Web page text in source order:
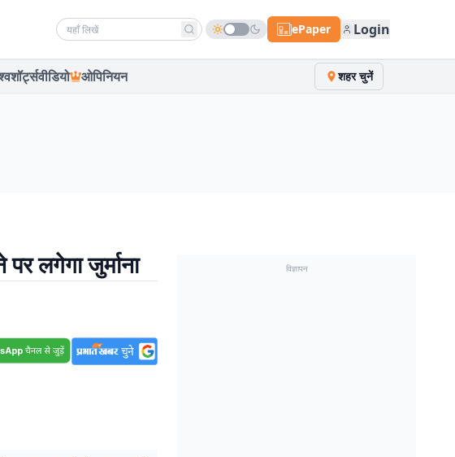
Search news ePaper Login
शॉर्ट्सवीडियो ओपिनियन शहर चुनें
लगेगा जुर्माना विज्ञापन